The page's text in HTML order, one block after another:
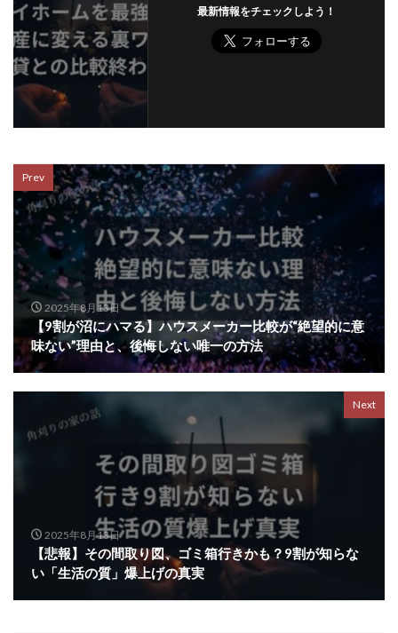
最新情報をチェックしよう！
Prev
2025年8月13日
【9割が沼にハマる】ハウスメーカー比較が“絶望的に意
味ない”理由と、後悔しない唯一の方法
Next
2025年8月13日
【悲報】その間取り図、ゴミ箱行きかも？9割が知らな
い「生活の質」爆上げの真実